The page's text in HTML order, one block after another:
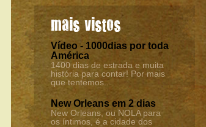
mais vistos
Vídeo - 1000dias por toda
América
1400 dias de estrada e muita
história para contar! Por mais
que tentemos...
New Orleans em 2 dias
New Orleans, ou NOLA para
os íntimos, é a cidade dos